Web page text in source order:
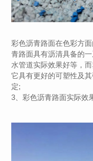
彩色沥青路面在色彩方
青路面具有沥清具备的
水管道实际效果好等，
它具有更好的可塑性及
定;
3、彩色沥青路面实际效